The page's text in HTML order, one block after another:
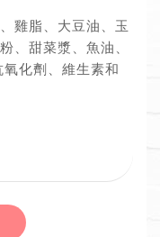
雞脂、大豆油、玉
、甜菜漿、魚油、
化劑、維生素和